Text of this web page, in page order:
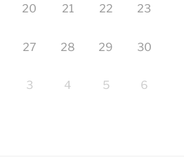
20 21 22 23
27 28 29 30
3 4 5 6